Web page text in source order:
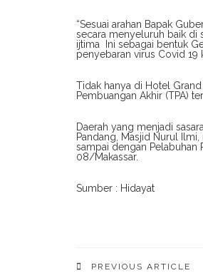
“Sesuai arahan Bapak
secara menyeluruh baik di
ijtima Ini sebagai bentuk
penyebaran virus Covid 19
Tidak hanya di Hotel
Pembuangan Akhir (TPA)
Daerah yang menjadi
Pandang, Masjid Nurul
sampai dengan Pelabuhan
08/Makassar.
Sumber : Hidayat
PREVIOUS ARTICLE